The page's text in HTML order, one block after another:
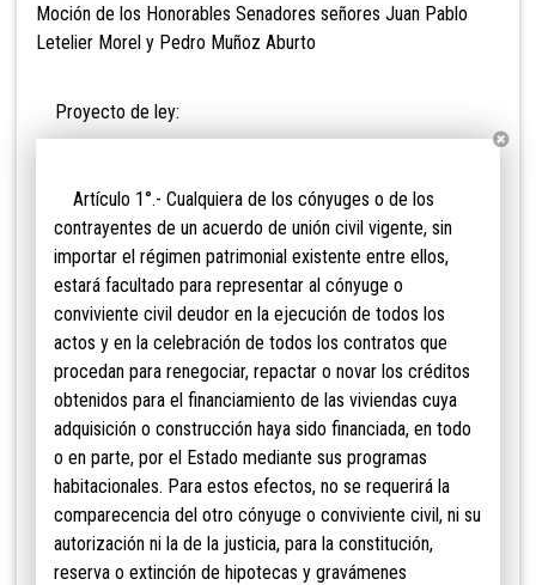
Moción de los Honorables Senadores señores Juan Pablo
Letelier Morel y Pedro Muñoz Aburto
Proyecto de ley:
Artículo 1°.- Cualquiera de los cónyuges o de los
contrayentes de un acuerdo de unión civil vigente, sin
importar el régimen patrimonial existente entre ellos,
estará facultado para representar al cónyuge o
conviviente civil deudor en la ejecución de todos los
actos y en la celebración de todos los contratos que
procedan para renegociar, repactar o novar los créditos
obtenidos para el financiamiento de las viviendas cuya
adquisición o construcción haya sido financiada, en todo
o en parte, por el Estado mediante sus programas
habitacionales. Para estos efectos, no se requerirá la
comparecencia del otro cónyuge o conviviente civil, ni su
autorización ni la de la justicia, para la constitución,
reserva o extinción de hipotecas y gravámenes